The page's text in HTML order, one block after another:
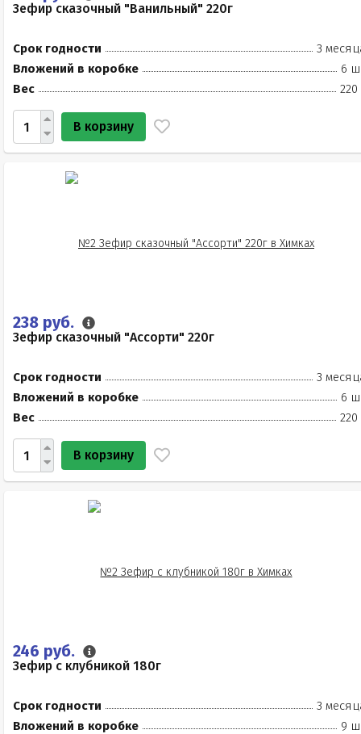
Зефир сказочный "Ванильный" 220г
Срок годности
3
Вложений в коробке
6
Вес
220
В корзину
238 руб.
Зефир сказочный "Ассорти" 220г
Срок годности
3
Вложений в коробке
6
Вес
220
В корзину
246 руб.
Зефир с клубникой 180г
Срок годности
3
Вложений в коробке
9